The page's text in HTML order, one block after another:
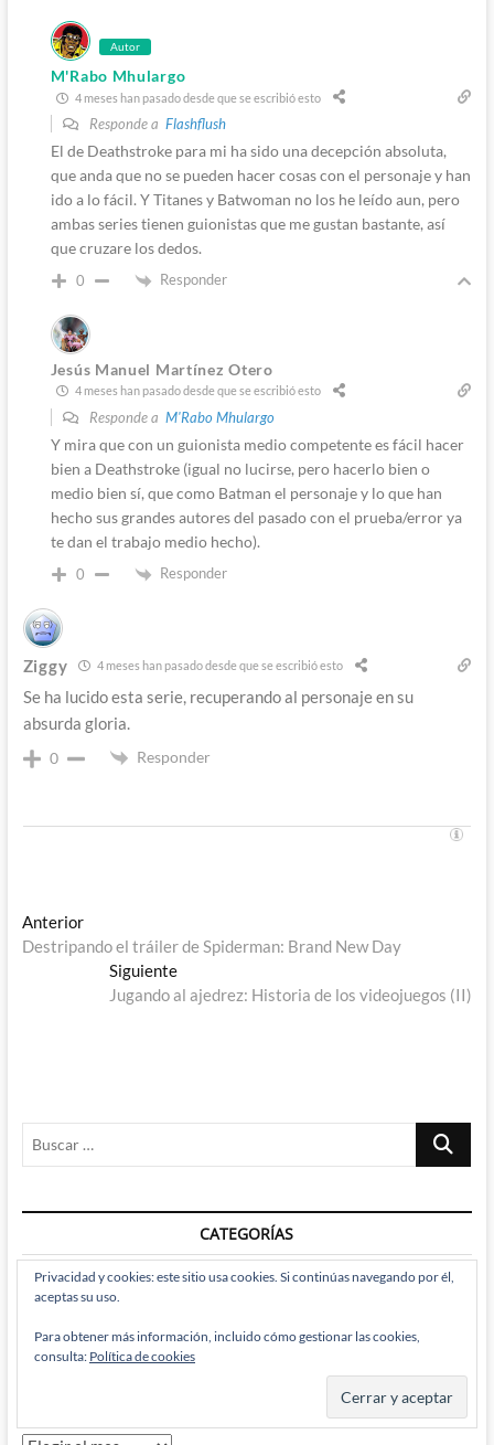
Autor
M'Rabo Mhulargo
4 meses han pasado desde que se escribió esto
Responde a Flashflush
El de Deathstroke para mi ha sido una decepción absoluta,
que anda que no se pueden hacer cosas con el personaje y han
ido a lo fácil. Y Titanes y Batwoman no los he leído aun, pero
ambas series tienen guionistas que me gustan bastante, así
que cruzare los dedos.
0 Responder
Jesús Manuel Martínez Otero
4 meses han pasado desde que se escribió esto
Responde a M'Rabo Mhulargo
Y mira que con un guionista medio competente es fácil hacer
bien a Deathstroke (igual no lucirse, pero hacerlo bien o
medio bien sí, que como Batman el personaje y lo que han
hecho sus grandes autores del pasado con el prueba/error ya
te dan el trabajo medio hecho).
0 Responder
Ziggy 4 meses han pasado desde que se escribió esto
Se ha lucido esta serie, recuperando al personaje en su
absurda gloria.
0 Responder
Navegación
de
entradas
AnteriorEntrada
anterior:
Destripando el tráiler de Spiderman: Brand New Day
SiguienteEntrada
siguiente:
Jugando al ajedrez: Historia de los videojuegos (II)
Buscar
CATEGORÍAS
Categorías
Privacidad y cookies: este sitio usa cookies. Si continúas navegando por él,
aceptas su uso.
Para obtener más información, incluido cómo gestionar las cookies,
consulta: Política de cookies